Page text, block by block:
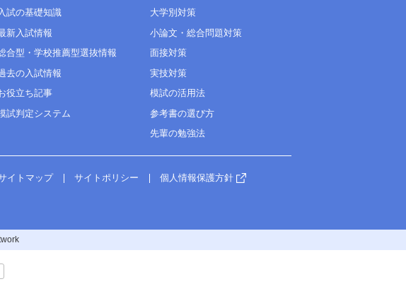
試の基礎知識
新入試情報
合型・学校推薦型選抜情報
去の入試情報
役立ち記事
試判定システム
大学別対策
小論文・総合問題対策
面接対策
実技対策
模試の活用法
参考書の選び方
先輩の勉強法
イトマップ サイトポリシー 個人情報保護方針